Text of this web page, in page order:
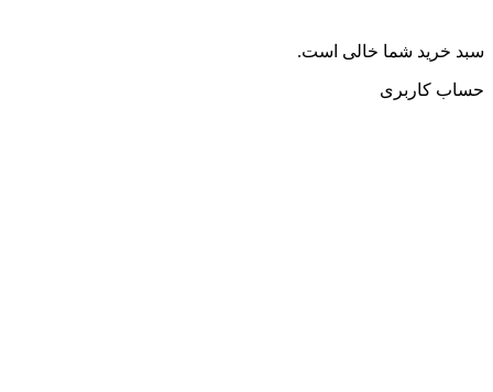
سبد خرید شما خالی است.
حساب کاربری